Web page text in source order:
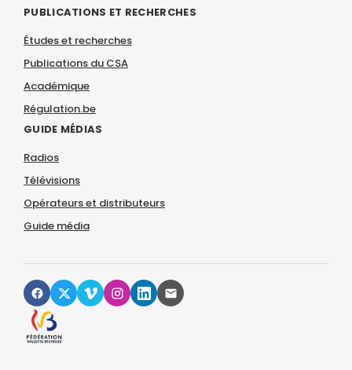
PUBLICATIONS ET RECHERCHES
Études et recherches
Publications du CSA
Académique
Régulation.be
GUIDE MÉDIAS
Radios
Télévisions
Opérateurs et distributeurs
Guide média